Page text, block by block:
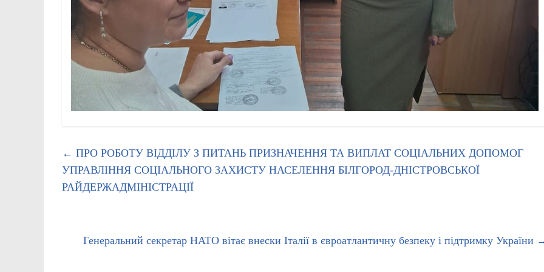
← ПРО РОБОТУ ВІДДІЛУ З ПИТАНЬ ПРИЗНАЧЕННЯ ТА ВИПЛАТ СОЦІАЛЬНИХ ДОПОМОГ
УПРАВЛІННЯ СОЦІАЛЬНОГО ЗАХИСТУ НАСЕЛЕННЯ БІЛГОРОД-ДНІСТРОВСЬКОЇ
РАЙДЕРЖАДМІНІСТРАЦІЇ
Генеральний секретар НАТО вітає внески Італії в євроатлантичну безпеку і підтримку України